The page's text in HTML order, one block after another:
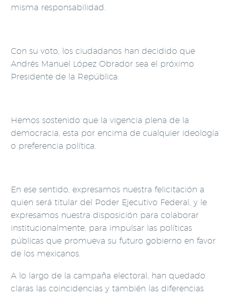
misma responsabilidad.
Con su voto, los ciudadanos han decidido que
Andrés Manuel López Obrador sea el próximo
Presidente de la República.
Hemos sostenido que la vigencia plena de la
democracia, esta por encima de cualquier ideología
o preferencia política.
En ese sentido, expresamos nuestra felicitación a
quien será titular del Poder Ejecutivo Federal, y le
expresamos nuestra disposición para colaborar
institucionalmente, para impulsar las políticas
públicas que promueva su futuro gobierno en favor
de los mexicanos.
A lo largo de la campaña electoral, han quedado
claras las coincidencias y también las diferencias